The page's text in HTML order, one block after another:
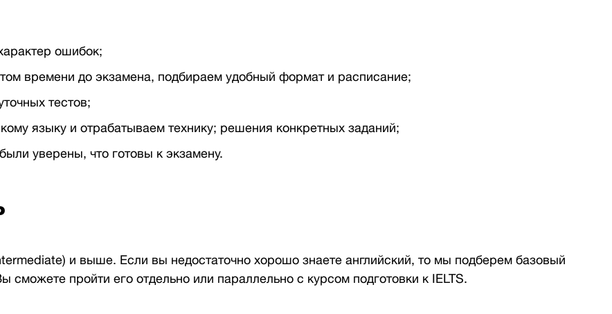
ошибок;
времени до экзамена, подбираем удобный формат и расписание;
тестов;
языку и отрабатываем технику; решения конкретных заданий;
уверены, что готовы к экзамену.
и выше. Если вы недостаточно хорошо знаете английский, то мы подберем базовый
пройти его отдельно или параллельно с курсом подготовки к IELTS.